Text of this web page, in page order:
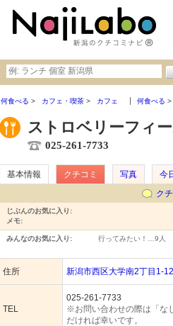
何食べる カフェ・喫茶 カフェ 何食べる
ストロベリーフィ
025-261-7733
基本情報 クチコミ 写真
今
ク
じぶんのお気に入り:
メモ:
みんなのお気に入り: 行ってみたい！… 9人
住所 新潟市西区大学南2丁目1-12
TEL
025-261-7733
※お問い合わせの際は「な
だければ幸いです。